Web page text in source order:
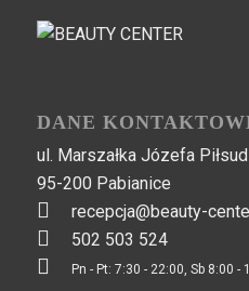
DANE
ul. Marszałka Józefa
95-200 Pabianice
recepcja@beauty-
502 503 524
Pn - Pt: 7:30 - 22:00, Sb 8:00 -